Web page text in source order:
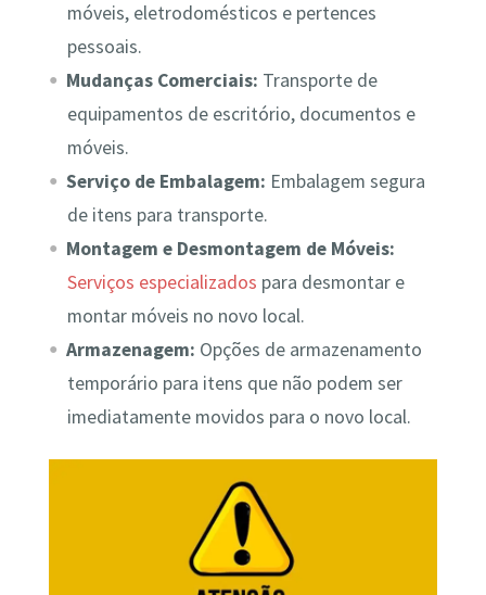
móveis, eletrodomésticos e pertences
pessoais.
Mudanças Comerciais: Transporte de
equipamentos de escritório, documentos e
móveis.
Serviço de Embalagem: Embalagem segura
de itens para transporte.
Montagem e Desmontagem de Móveis:
Serviços especializados para desmontar e
montar móveis no novo local.
Armazenagem: Opções de armazenamento
temporário para itens que não podem ser
imediatamente movidos para o novo local.